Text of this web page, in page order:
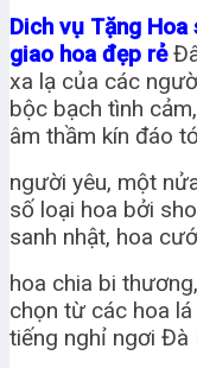
Dich vụ Tặng Hoa
giao hoa đẹp rẻ
xa lạ của các
bộc bạch tình
âm thầm kín đáo
người yêu, một
số loại hoa bởi
sanh nhật, hoa
hoa chia bi
chọn từ các hoa
tiếng nghỉ ngơi Đà